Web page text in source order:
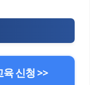
신청 >>